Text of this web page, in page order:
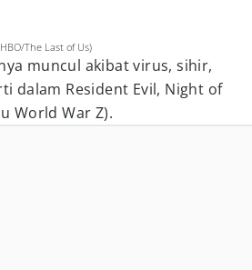
The Last of Us)
muncul akibat virus, sihir,
dalam Resident Evil, Night of
World War Z).